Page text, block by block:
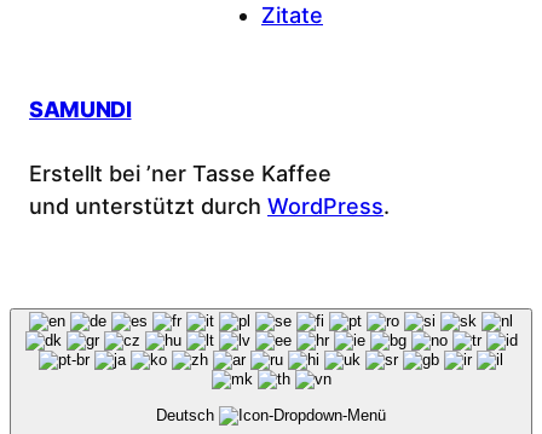
Zitate
SAMUNDI
Erstellt bei ’ner Tasse Kaffee
und unterstützt durch WordPress.
Deutsch